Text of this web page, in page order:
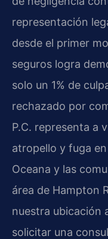
representación
desde el primer
seguros logra
solo un 1% de
rechazado por
P.C. representa a
atropello y fuga
Oceana y las
área de Hampton
nuestra ubicación
solicitar una